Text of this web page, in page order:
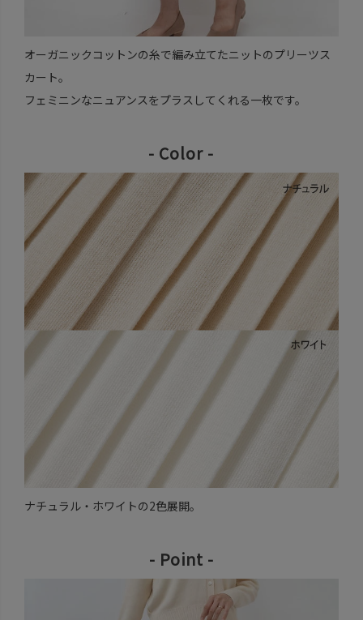
オーガニックコットンの糸で編み立てたニットのプリーツス
カート。
フェミニンなニュアンスをプラスしてくれる一枚です。
- Color -
ナチュラル・ホワイトの2色展開。
- Point -